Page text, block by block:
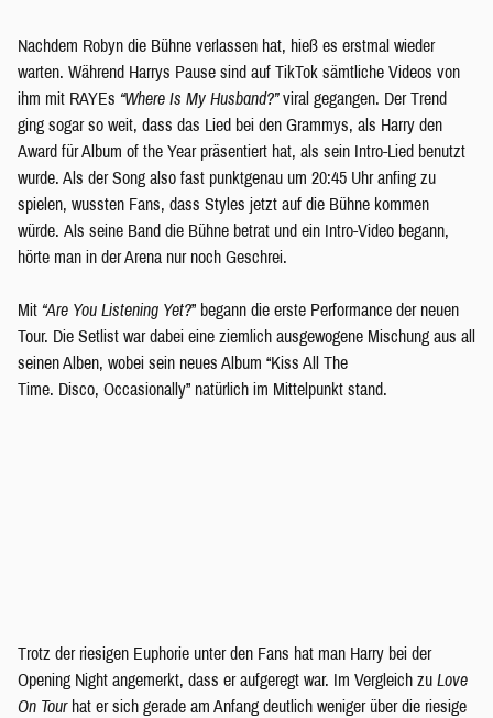
Nachdem Robyn die Bühne verlassen hat, hieß es erstmal wieder
warten. Während Harrys Pause sind auf TikTok sämtliche Videos von
ihm mit RAYEs “Where Is My Husband?”viral gegangen. Der Trend
ging sogar so weit, dass das Lied bei den Grammys, als Harry den
Award für Album of the Year präsentiert hat, als sein Intro-Lied benutzt
wurde. Als der Song also fast punktgenau um 20:45 Uhr anfing zu
spielen, wussten Fans, dass Styles jetzt auf die Bühne kommen
würde. Als seine Band die Bühne betrat und ein Intro-Video begann,
hörte man in der Arena nur noch Geschrei.
Mit “Are You Listening Yet?” begann die erste Performance der neuen
Tour. Die Setlist war dabei eine ziemlich ausgewogene Mischung aus all
seinen Alben, wobei sein neues Album “Kiss All The
Time. Disco, Occasionally” natürlich im Mittelpunkt stand.
Trotz der riesigen Euphorie unter den Fans hat man Harry bei der
Opening Night angemerkt, dass er aufgeregt war. Im Vergleich zu Love
On Tourhat er sich gerade am Anfang deutlich weniger über die riesige